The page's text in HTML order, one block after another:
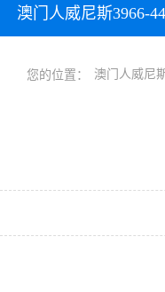
澳门人威尼斯3966-
您的位置： 澳门人威尼